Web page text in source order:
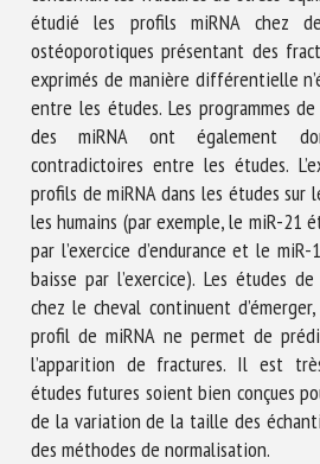
étudié les profils miRNA chez
ostéoporotiques présentant des
exprimés de manière différentielle
entre les études. Les programmes
des miRNA ont également
contradictoires entre les études.
profils de miRNA dans les études sur
les humains (par exemple, le miR-21
par l’exercice d’endurance et le
baisse par l’exercice). Les études
chez le cheval continuent
profil de miRNA ne permet de
l’apparition de fractures. Il est
études futures soient bien conçues
de la variation de la taille des
des méthodes de normalisation.